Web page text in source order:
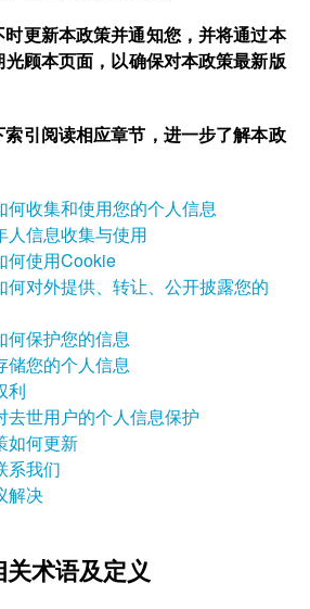
更新本政策并通知您，并将通过本
顾本页面，以确保对本政策最新版
引阅读相应章节，进一步了解本政
何收集和使用您的个人信息
人信息收集与使用
何使用Cookie
何对外提供、转让、公开披露您的
何保护您的信息
储您的个人信息
利
去世用户的个人信息保护
如何更新
系我们
解决
关术语及定义